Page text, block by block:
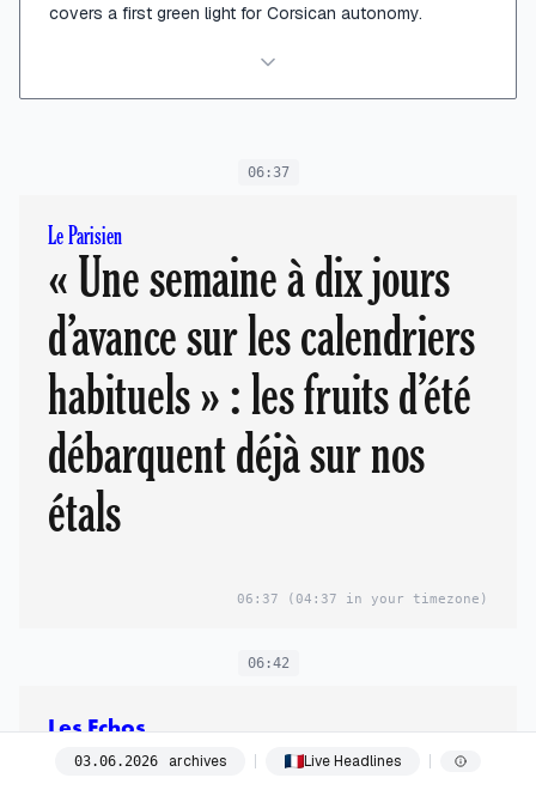
covers a first green light for Corsican autonomy.
06:37
Le Parisien
« Une semaine à dix jours
d’avance sur les calendriers
habituels » : les fruits d’été
débarquent déjà sur nos
étals
06:37 (04:37 in your timezone)
06:42
Les Echos
DÉCRYPTAGE:
03.06.2026 archives Live Headlines